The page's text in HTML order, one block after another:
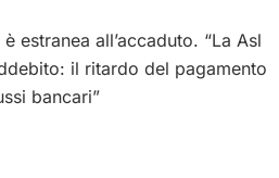
estranea all’accaduto. “La Asl
il ritardo del pagamento
bancari”